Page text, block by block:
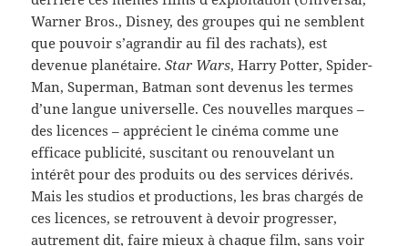
Warner Bros., Disney, des groupes qui ne semblent
que pouvoir s’agrandir au fil des rachats), est
devenue planétaire.Star Wars, Harry Potter, Spider-
Man, Superman, Batman sont devenus les termes
d’une langue universelle. Ces nouvelles marques –
des licences – apprécient le cinéma comme une
efficace publicité, suscitant ou renouvelant un
intérêt pour des produits ou des services dérivés.
Mais les studios et productions, les bras chargés de
ces licences, se retrouvent à devoir progresser,
autrement dit, faire mieux à chaque film, sans voir